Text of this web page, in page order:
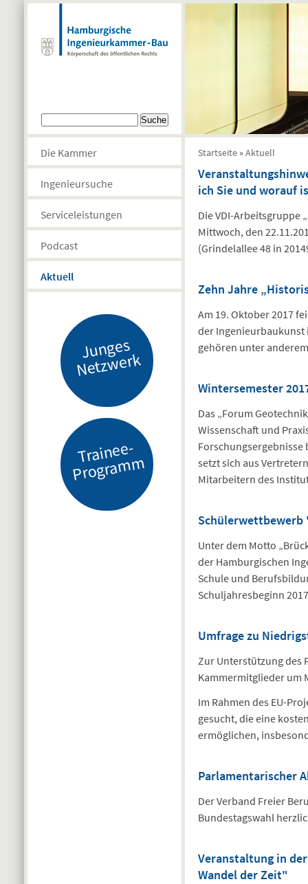
Direkt zum Inhalt
Suchformular
Die Kammer
Ingenieursuche
Serviceleistungen
Podcast
Aktuell
J
u
n
g
es
N
etz
w
er
k
Tr
ai
n
e
e-
Pr
o
gr
a
m
m
Sie sind hier
Startseite »Aktuell
ich Sie und worauf
Die VDI-Arbeitsgruppe
Mittwoch, den
(Grindelallee 48 in
Zehn Jahre
Am 19. Oktober 2017
der Ingenieurbaukunst
gehören unter
Wintersemester
Das „Forum
Wissenschaft und
setzt sich aus
Mitarbeitern des
Schülerwettbewerb
Unter dem Motto
der Hamburgischen
Schule und
Schuljahresbeginn
Umfrage zu
Zur Unterstützung des
Kammermitglieder um
Im Rahmen des EU-
gesucht, die eine
ermöglichen,
Parlamentarischer
Der Verband Freier
Bundestagswahl
Veranstaltung in
Wandel der Zeit"